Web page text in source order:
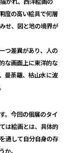
かれ、 西洋絵画の
度の高い絵具で何層
せ、図と地の境界が
つ差異があり、人の
な画面上に東洋的な
曼荼羅、枯山水に波
。 今回の個展のタイ
は絵画とは、 具体的
通して自分自身の存
か。